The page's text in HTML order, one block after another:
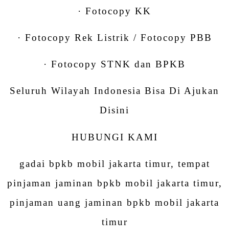
· Fotocopy KK
· Fotocopy Rek Listrik / Fotocopy PBB
· Fotocopy STNK dan BPKB
Seluruh Wilayah Indonesia Bisa Di Ajukan
Disini
HUBUNGI KAMI
gadai bpkb mobil jakarta timur, tempat
pinjaman jaminan bpkb mobil jakarta timur,
pinjaman uang jaminan bpkb mobil jakarta
timur